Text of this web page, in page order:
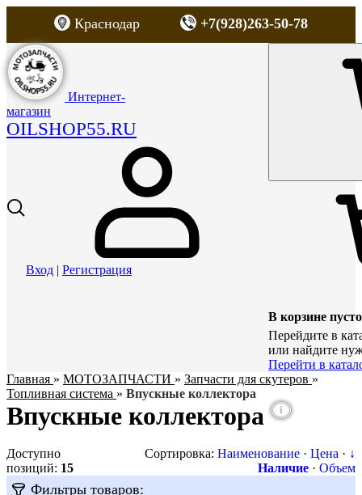
Краснодар +7(928)263-50-78
Интернет-
магазин
OILSHOP55.RU
Вход | Регистрация
В корзине пусто
Перейдите в
или найдите
Перейти в
Главная » МОТОЗАПЧАСТИ » Запчасти для скутеров »
Топливная система » Впускные коллектора
Впускные коллектора i
Доступно
позиций: 15
Сортировка: Наименование · Цена · ↓
Наличие · Объем
Фильтры товаров: